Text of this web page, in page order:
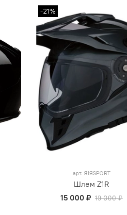
-21%
арт. Я1ЯSPORT
Шлем Z1R
15 000 ₽ 19 000 ₽